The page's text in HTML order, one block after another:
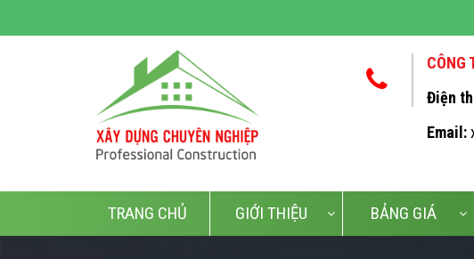
CÔNG
Điện
Email:
TRANG CHỦ GIỚI THIỆU BẢNG GIÁ